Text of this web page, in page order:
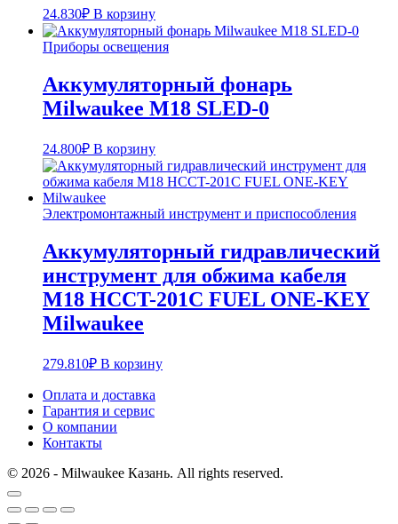
24.830₽ В корзину
Приборы освещения
Аккумуляторный фонарь
Milwaukee M18 SLED-0
24.800₽ В корзину
Электромонтажный инструмент и приспособления
Аккумуляторный гидравлический
инструмент для обжима кабеля
M18 HCCT-201C FUEL ONE-KEY
Milwaukee
279.810₽ В корзину
Оплата и доставка
Гарантия и сервис
О компании
Контакты
© 2026 - Milwaukee Казань. All rights reserved.